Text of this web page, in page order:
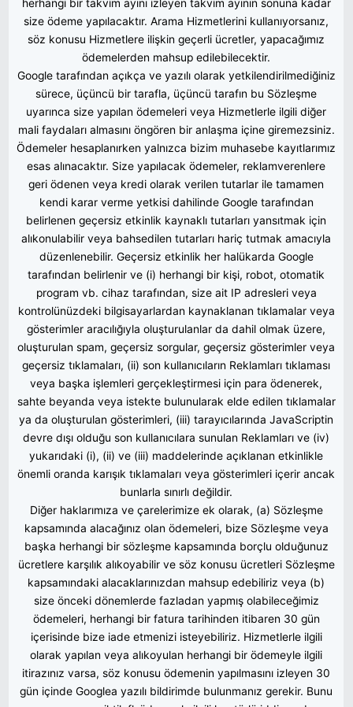
herhangi bir takvim ayını izleyen takvim ayının sonuna kadar
size ödeme yapılacaktır. Arama Hizmetlerini kullanıyorsanız,
söz konusu Hizmetlere ilişkin geçerli ücretler, yapacağımız
ödemelerden mahsup edilebilecektir.
Google tarafından açıkça ve yazılı olarak yetkilendirilmediğiniz
sürece, üçüncü bir tarafla, üçüncü tarafın bu Sözleşme
uyarınca size yapılan ödemeleri veya Hizmetlerle ilgili diğer
mali faydaları almasını öngören bir anlaşma içine giremezsiniz.
Ödemeler hesaplanırken yalnızca bizim muhasebe kayıtlarımız
esas alınacaktır. Size yapılacak ödemeler, reklamverenlere
geri ödenen veya kredi olarak verilen tutarlar ile tamamen
kendi karar verme yetkisi dahilinde Google tarafından
belirlenen geçersiz etkinlik kaynaklı tutarları yansıtmak için
alıkonulabilir veya bahsedilen tutarları hariç tutmak amacıyla
düzenlenebilir. Geçersiz etkinlik her halükarda Google
tarafından belirlenir ve (i) herhangi bir kişi, robot, otomatik
program vb. cihaz tarafından, size ait IP adresleri veya
kontrolünüzdeki bilgisayarlardan kaynaklanan tıklamalar veya
gösterimler aracılığıyla oluşturulanlar da dahil olmak üzere,
oluşturulan spam, geçersiz sorgular, geçersiz gösterimler veya
geçersiz tıklamaları, (ii) son kullanıcıların Reklamları tıklaması
veya başka işlemleri gerçekleştirmesi için para ödenerek,
sahte beyanda veya istekte bulunularak elde edilen tıklamalar
ya da oluşturulan gösterimleri, (iii) tarayıcılarında JavaScriptin
devre dışı olduğu son kullanıcılara sunulan Reklamları ve (iv)
yukarıdaki (i), (ii) ve (iii) maddelerinde açıklanan etkinlikle
önemli oranda karışık tıklamaları veya gösterimleri içerir ancak
bunlarla sınırlı değildir.
Diğer haklarımıza ve çarelerimize ek olarak, (a) Sözleşme
kapsamında alacağınız olan ödemeleri, bize Sözleşme veya
başka herhangi bir sözleşme kapsamında borçlu olduğunuz
ücretlere karşılık alıkoyabilir ve söz konusu ücretleri Sözleşme
kapsamındaki alacaklarınızdan mahsup edebiliriz veya (b)
size önceki dönemlerde fazladan yapmış olabileceğimiz
ödemeleri, herhangi bir fatura tarihinden itibaren 30 gün
içerisinde bize iade etmenizi isteyebiliriz. Hizmetlerle ilgili
olarak yapılan veya alıkoyulan herhangi bir ödemeyle ilgili
itirazınız varsa, söz konusu ödemenin yapılmasını izleyen 30
gün içinde Googlea yazılı bildirimde bulunmanız gerekir. Bunu